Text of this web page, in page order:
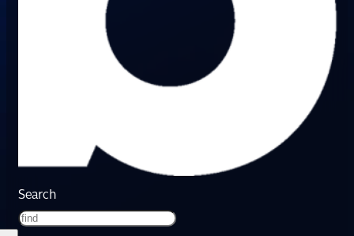
Search